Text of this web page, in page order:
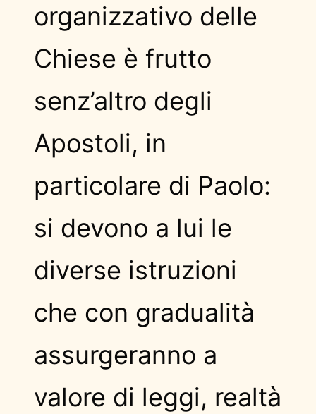
organizzativo delle
Chiese è frutto
senz’altro degli
Apostoli, in
particolare di Paolo:
si devono a lui le
diverse istruzioni
che con gradualità
assurgeranno a
valore di leggi, realtà